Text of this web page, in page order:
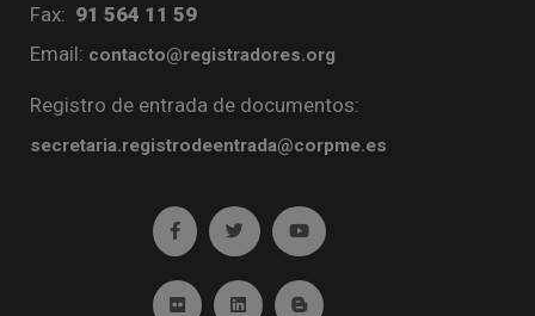
Fax: 91 564 11 59
Email: contacto@registradores.org
Registro de entrada de documentos:
secretaria.registrodeentrada@corpme.es
Ir a facebook (abre en ventana nueva)
Ir a twitter (abre en ventana nueva)
Ir a YouTube (abre en
Ir a Flickr (abre en ventana nueva)
Ir a Linkedin (abre en ventana nueva)
Ir al Blog (abre en ventana